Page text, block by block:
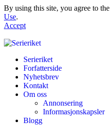
By using this site, you agree to the
Use.
Accept
Serieriket
Forfatterside
Nyhetsbrev
Kontakt
Om oss
Annonsering
Informasjonskapsler
Blogg